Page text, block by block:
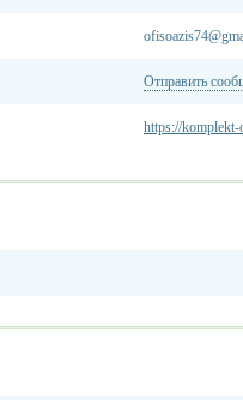
Отправить
https://komplekt-